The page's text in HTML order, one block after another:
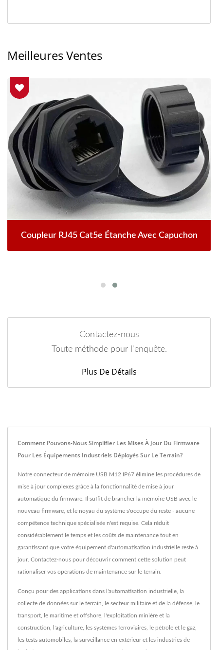
Meilleures Ventes
Coupleur RJ45 Cat5e Étanche Avec Capuchon
Contactez-nous
Toute méthode pour l'enquête.
Plus De Détails
Comment Pouvons-Nous Simplifier Les Mises À Jour Du Firmware
Pour Les Équipements Industriels Déployés Sur Le Terrain?
Notre connecteur de mémoire USB M12 IP67 élimine les procédures de
mise à jour complexes grâce à la fonctionnalité de mise à jour
automatique du firmware. Il suffit de brancher la mémoire USB avec le
nouveau firmware, et le noyau du système s'occupe du reste - aucune
compétence technique spécialisée n'est requise. Cela réduit
considérablement le temps et les coûts de maintenance tout en
garantissant que votre équipement d'automatisation industrielle reste à
jour. Contactez-nous pour découvrir comment cette solution peut
rationaliser vos opérations de maintenance sur le terrain.
Conçu pour des applications dans l'automatisation industrielle, la
collecte de données sur le terrain, le secteur militaire et de la défense, le
transport, le maritime et offshore, l'exploitation minière et la
construction, l'agriculture, les systèmes ferroviaires, le pétrole et le gaz,
les tests automobiles, la surveillance en extérieur et les industries de